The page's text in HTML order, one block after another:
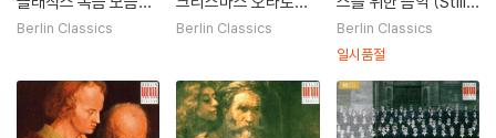
(Heinrich Schutz E
Berlin Classics
오 (Bach: Christma
Berlin Classics
Nacht - Music for C
hristmas Time)
Berlin Classics
일시품절